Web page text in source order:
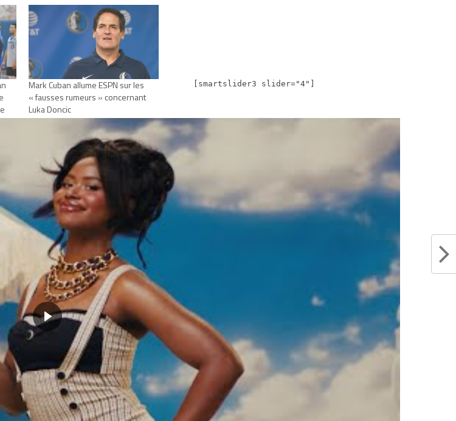
Mark Cuban allume ESPN sur les
« fausses rumeurs » concernant
Luka Doncic
janvier 19, 2023
Dans "Actualités"
[smartslider3 slider="4"]